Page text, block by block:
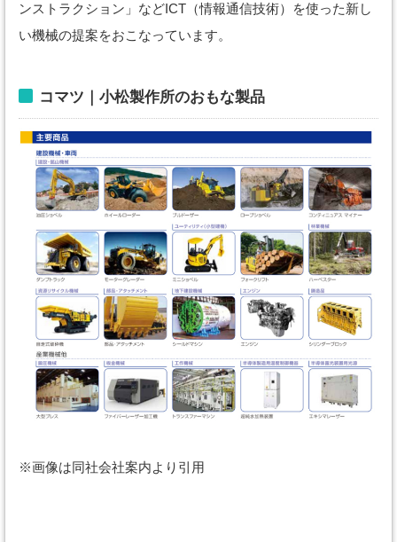
ンストラクション」などICT（情報通信技術）を使った新し
い機械の提案をおこなっています。
コマツ｜小松製作所のおもな製品
※画像は同社会社案内より引用